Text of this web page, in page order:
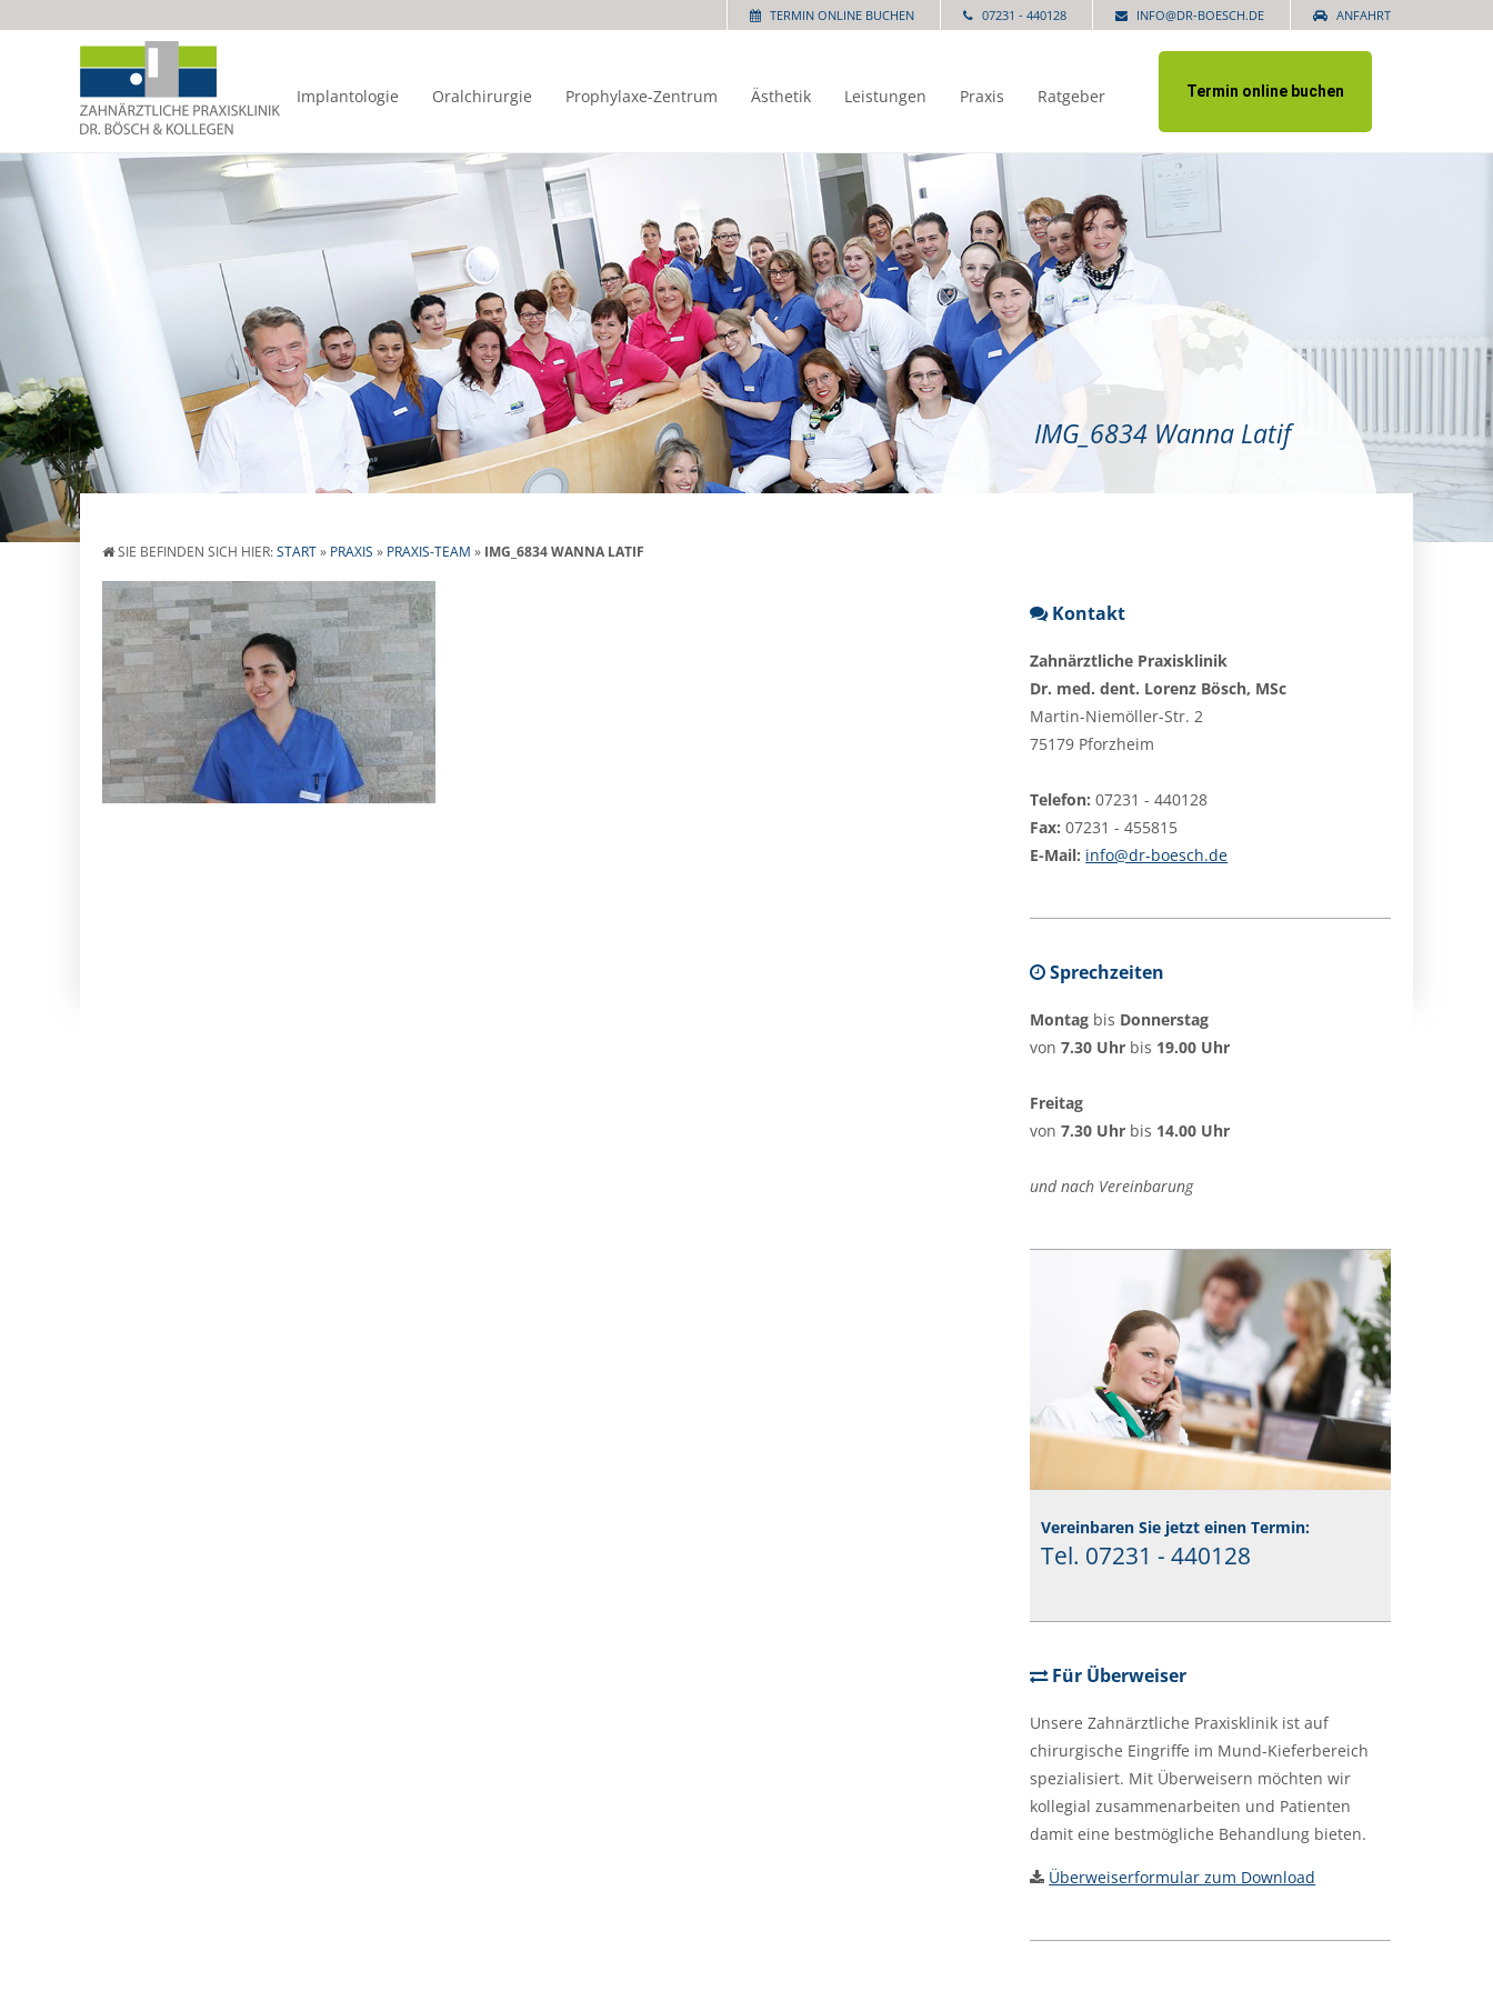
TERMIN ONLINE BUCHEN 07231 - 440128 INFO@DR-BOESCH.DE ANFAHRT
Implantologie Oralchirurgie Prophylaxe-Zentrum Ästhetik Leistungen Praxis Ratgeber Termin online buchen
IMG_6834 Wanna Latif
SIE BEFINDEN SICH HIER:START» PRAXIS » PRAXIS-TEAM » IMG_6834 WANNA LATIF
Kontakt
Zahnärztliche Praxisklinik
Dr. med. dent. Lorenz Bösch, MSc
Martin-Niemöller-Str. 2
75179 Pforzheim
Telefon: 07231 - 440128
Fax: 07231 - 455815
E-Mail: info@dr-boesch.de
Sprechzeiten
Montag bis Donnerstag
von7.30 Uhr bis 19.00 Uhr
Freitag
von7.30 Uhr bis 14.00 Uhr
und nach Vereinbarung
Vereinbaren Sie jetzt einen Termin:
Tel. 07231 - 440128
Für Überweiser
Unsere Zahnärztliche Praxisklinik ist auf
chirurgische Eingriffe im Mund-Kieferbereich
spezialisiert. Mit Überweisern möchten wir
kollegial zusammenarbeiten und Patienten
damit eine bestmögliche Behandlung bieten.
Überweiserformular zum Download